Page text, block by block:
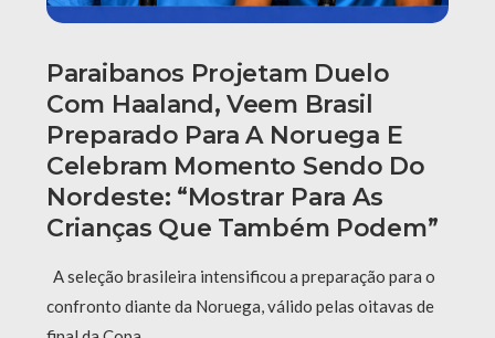
Paraibanos Projetam Duelo
Com Haaland, Veem Brasil
Preparado Para A Noruega E
Celebram Momento Sendo Do
Nordeste: “Mostrar Para As
Crianças Que Também Podem”
A seleção brasileira intensificou a preparação para o
confronto diante da Noruega, válido pelas oitavas de